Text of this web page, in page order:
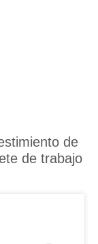
de
de trabajo